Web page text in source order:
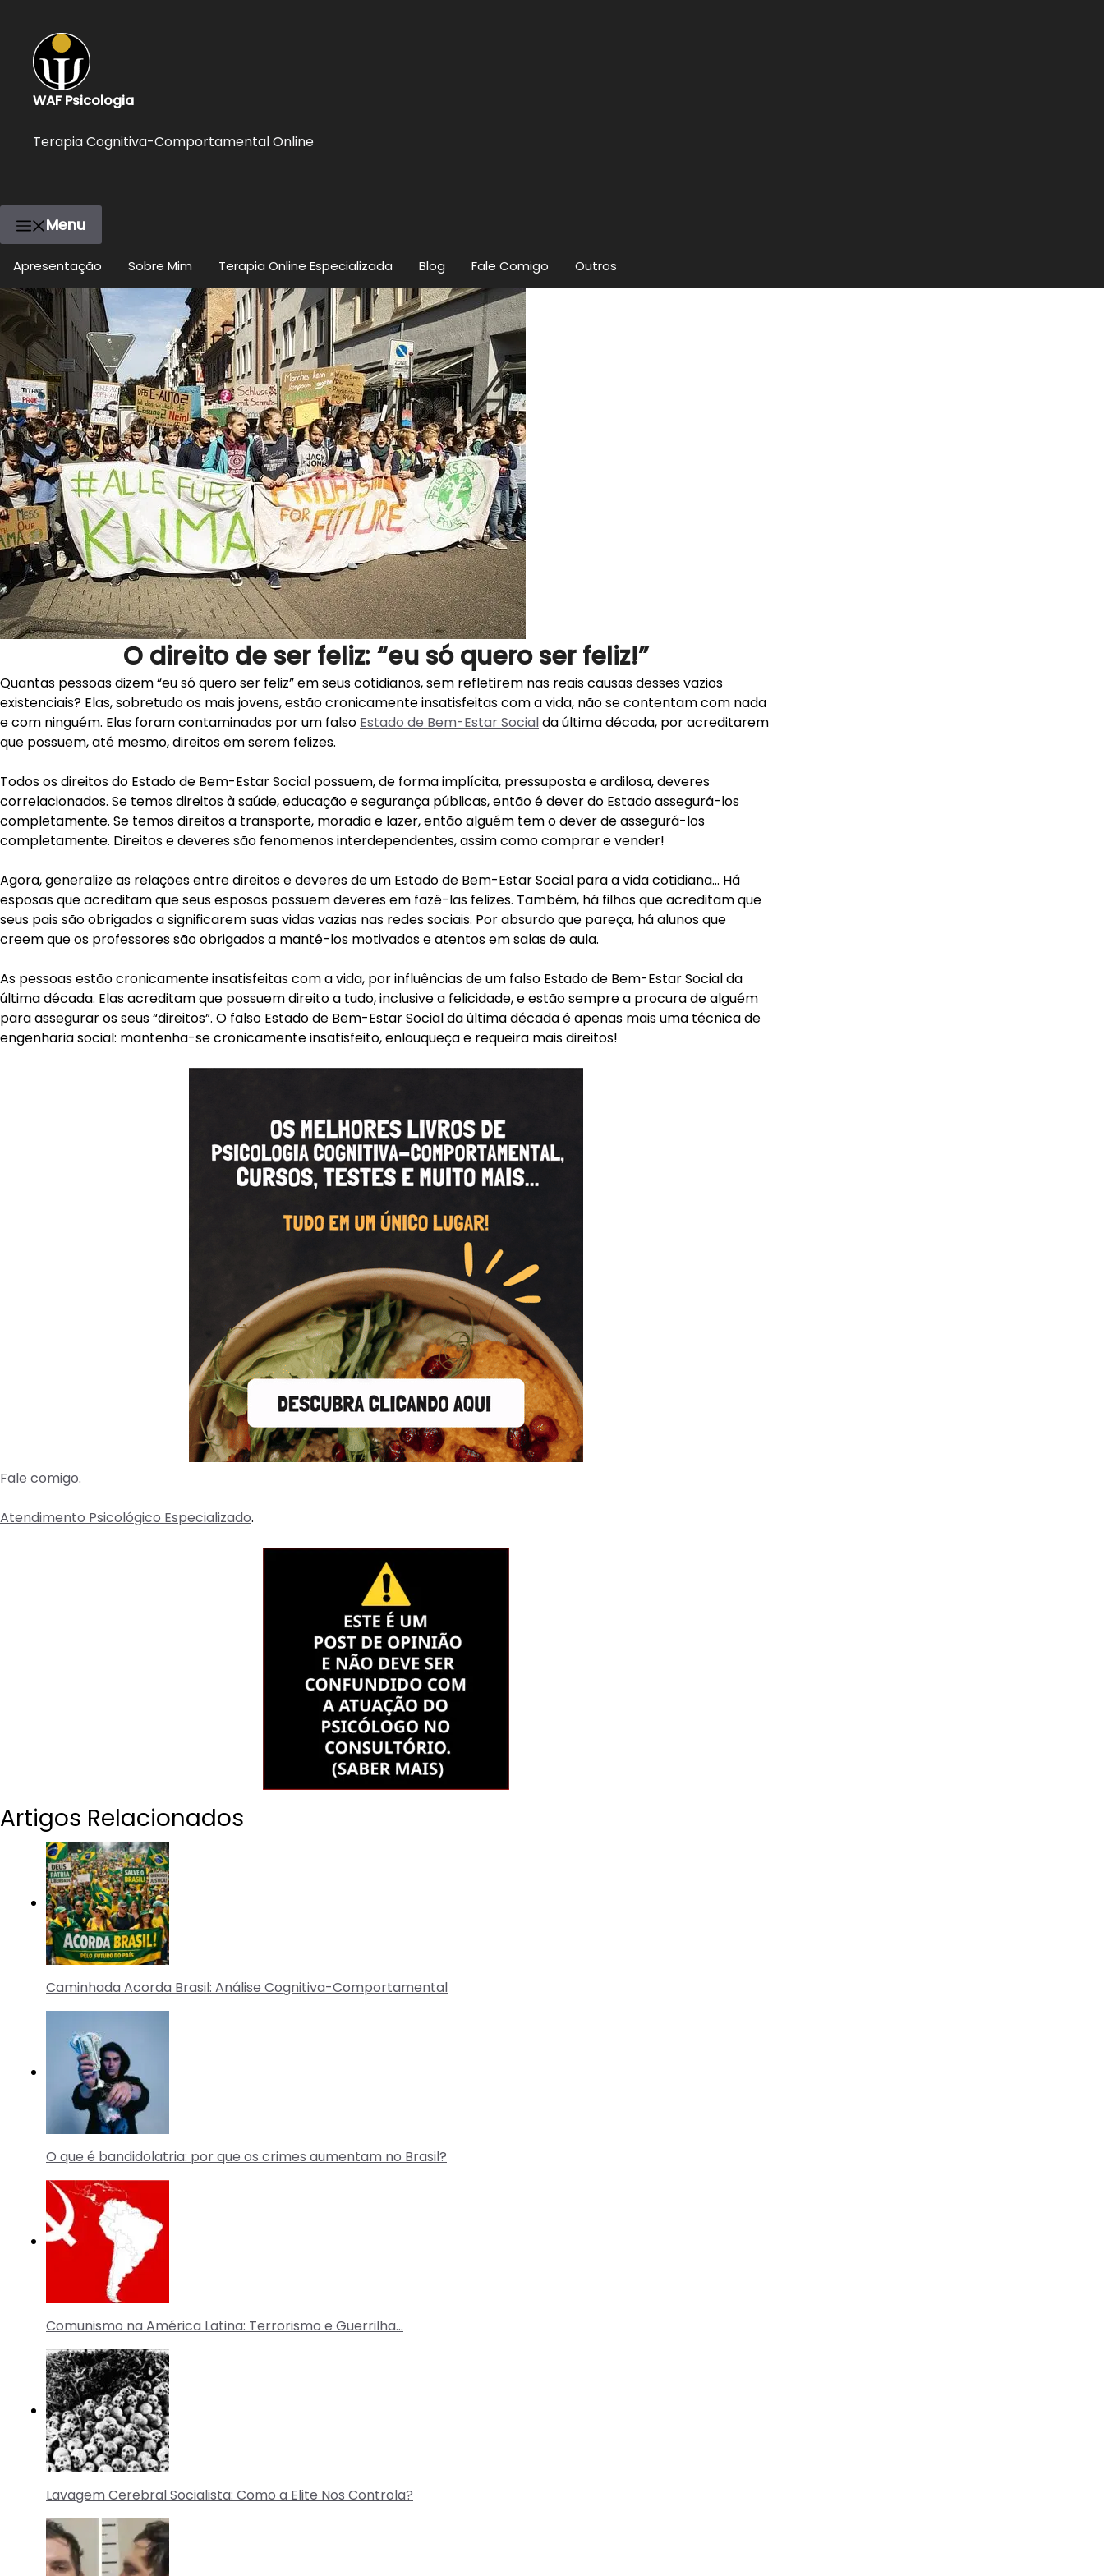
WAF Psicologia
Terapia Cognitiva-Comportamental Online
Menu
Apresentação Sobre Mim Terapia Online Especializada Blog Fale Comigo Outros
O direito de ser feliz: “eu só quero ser feliz!”
Quantas pessoas dizem “eu só quero ser feliz” em seus cotidianos, sem refletirem nas reais causas desses vazios
existenciais? Elas, sobretudo os mais jovens, estão cronicamente insatisfeitas com a vida, não se contentam com nada
e com ninguém. Elas foram contaminadas por um falso Estado de Bem-Estar Socialda última década, por acreditarem
que possuem, até mesmo, direitos em serem felizes.
Todos os direitos do Estado de Bem-Estar Social possuem, de forma implícita, pressuposta e ardilosa, deveres
correlacionados. Se temos direitos à saúde, educação e segurança públicas, então é dever do Estado assegurá-los
completamente. Se temos direitos a transporte, moradia e lazer, então alguém tem o dever de assegurá-los
completamente. Direitos e deveres são fenomenos interdependentes, assim como comprar e vender!
Agora, generalize as relações entre direitos e deveres de um Estado de Bem-Estar Social para a vida cotidiana… Há
esposas que acreditam que seus esposos possuem deveres em fazê-las felizes. Também, há filhos que acreditam que
seus pais são obrigados a significarem suas vidas vazias nas redes sociais. Por absurdo que pareça, há alunos que
creem que os professores são obrigados a mantê-los motivados e atentos em salas de aula.
As pessoas estão cronicamente insatisfeitas com a vida, por influências de um falso Estado de Bem-Estar Social da
última década. Elas acreditam que possuem direito a tudo, inclusive a felicidade, e estão sempre a procura de alguém
para assegurar os seus “direitos”. O falso Estado de Bem-Estar Social da última década é apenas mais uma técnica de
engenharia social: mantenha-se cronicamente insatisfeito, enlouqueça e requeira mais direitos!
Fale comigo.
Atendimento Psicológico Especializado.
Artigos Relacionados
Caminhada Acorda Brasil: Análise Cognitiva-Comportamental
O que é bandidolatria: por que os crimes aumentam no Brasil?
Comunismo na América Latina: Terrorismo e Guerrilha…
Lavagem Cerebral Socialista: Como a Elite Nos Controla?